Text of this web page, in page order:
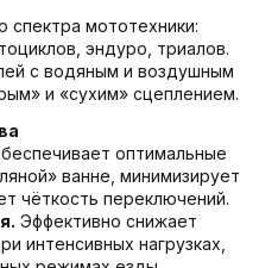
мототехники:
эндуро, триалов.
с водяным и воздушным
и «сухим» сцеплением.
оптимальные
ванне, минимизирует
чёткость переключений.
Эффективно снижает
интенсивных нагрузках,